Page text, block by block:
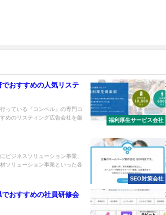
でおすすめの人気リステ
っている『コンペル』の専門コ
めのリスティング広告会社を厳
福利厚生サービス会社
ビジネスソリューション事業、
ソリューション事業といった各
SEO対策会社
でおすすめの社員研修会